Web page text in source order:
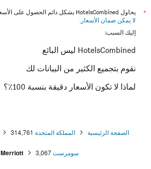
*
يحاول HotelsCombined بشكل دائم الحصول على الأسعار الدقيقة، ولكن
لا يمكن ضمان الأسعار .
إليك السبب:
HotelsCombined ليس البائع
نقوم بتجميع الكثير من البيانات لك
لماذا لا تكون الأسعار دقيقة بنسبة 100٪؟
الصفحة الرئيسية المملكة المتحدة 314,761
سومرست3,067
Merriott